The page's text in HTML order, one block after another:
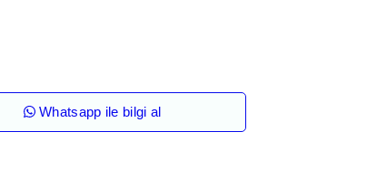
Whatsapp ile bilgi al